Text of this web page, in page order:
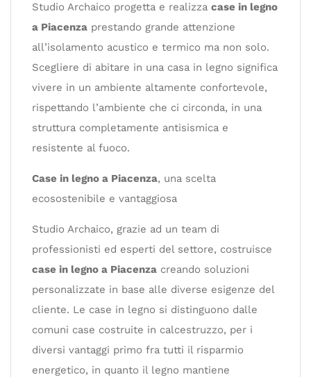
Studio Archaico progetta e realizza case in legno
a Piacenza prestando grande attenzione
all’isolamento acustico e termico ma non solo.
Scegliere di abitare in una casa in legno significa
vivere in un ambiente altamente confortevole,
rispettando l’ambiente che ci circonda, in una
struttura completamente antisismica e
resistente al fuoco.
Case in legno a Piacenza, una scelta
ecosostenibile e vantaggiosa
Studio Archaico, grazie ad un team di
professionisti ed esperti del settore, costruisce
case in legno a Piacenza creando soluzioni
personalizzate in base alle diverse esigenze del
cliente. Le case in legno si distinguono dalle
comuni case costruite in calcestruzzo, per i
diversi vantaggi primo fra tutti il risparmio
energetico, in quanto il legno mantiene